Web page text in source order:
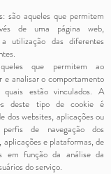
são aqueles que permitem
de uma página web,
utilização das diferentes
que permitem ao
e analisar o comportamento
estão vinculados. A
deste tipo de cookie é
dos websites, aplicações ou
de navegação dos
aplicações e plataformas, de
em função da análise da
do serviço.